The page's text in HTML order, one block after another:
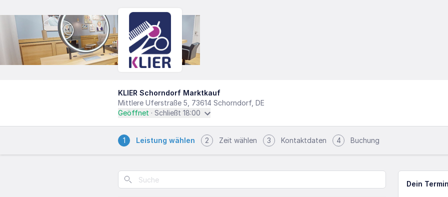
KLIER Schorndorf Marktkauf
Mittlere Uferstraße 5, 73614 Schorndorf, DE
Geöffnet · Schließt 18:00
1 Leistung wählen 2 Zeit wählen 3 Kontaktdaten 4 Buchung
Dein Termin